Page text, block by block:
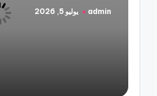
تمّ
admin يوليو 5, 2026